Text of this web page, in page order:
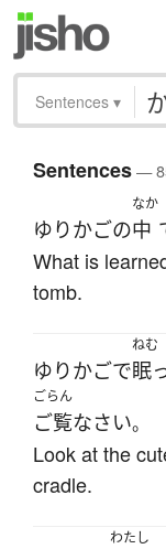
Sentences ▾
Sentences—
ゆりかごの
なか
中
What is
tomb.
ゆりかごで
ねむ
眠
ごらん
ご覧なさい。
Look at the
cradle.
わたし